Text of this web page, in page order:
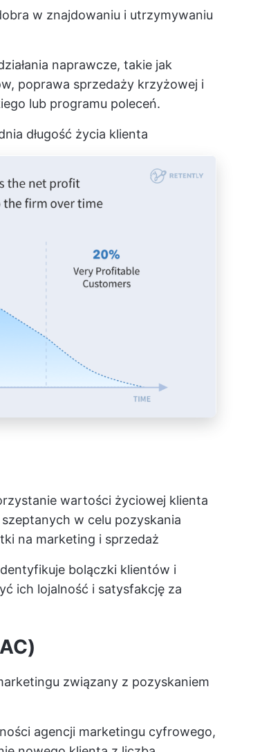
w znajdowaniu i utrzymywaniu
naprawcze, takie jak
poprawa sprzedaży krzyżowej i
lub programu poleceń.
długość życia klienta
wartości życiowej klienta
w celu pozyskania
na marketing i sprzedaż
bolączki klientów i
ich lojalność i satysfakcję za
związany z pozyskaniem
agencji marketingu cyfrowego,